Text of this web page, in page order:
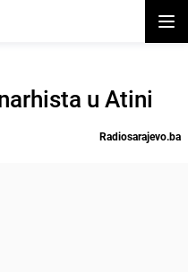
u Atini
Radiosarajevo.ba